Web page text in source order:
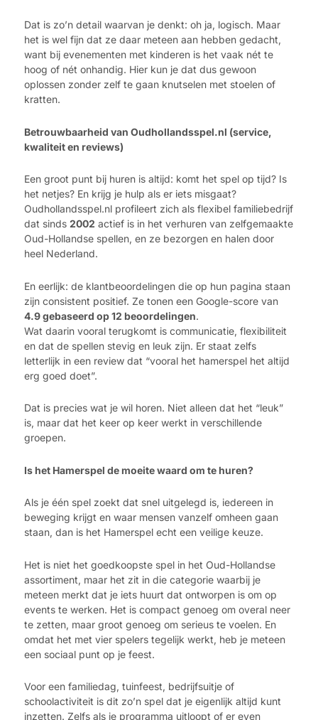
Dat is zo’n detail waarvan je denkt: oh ja, logisch. Maar
het is wel fijn dat ze daar meteen aan hebben gedacht,
want bij evenementen met kinderen is het vaak nét te
hoog of nét onhandig. Hier kun je dat dus gewoon
oplossen zonder zelf te gaan knutselen met stoelen of
kratten.
Betrouwbaarheid van Oudhollandsspel.nl (service,
kwaliteit en reviews)
Een groot punt bij huren is altijd: komt het spel op tijd? Is
het netjes? En krijg je hulp als er iets misgaat?
Oudhollandsspel.nl profileert zich als flexibel familiebedrijf
dat sinds 2002 actief is in het verhuren van zelfgemaakte
Oud-Hollandse spellen, en ze bezorgen en halen door
heel Nederland.
En eerlijk: de klantbeoordelingen die op hun pagina staan
zijn consistent positief. Ze tonen een Google-score van
4.9 gebaseerd op 12 beoordelingen.
Wat daarin vooral terugkomt is communicatie, flexibiliteit
en dat de spellen stevig en leuk zijn. Er staat zelfs
letterlijk in een review dat “vooral het hamerspel het altijd
erg goed doet”.
Dat is precies wat je wil horen. Niet alleen dat het “leuk”
is, maar dat het keer op keer werkt in verschillende
groepen.
Is het Hamerspel de moeite waard om te huren?
Als je één spel zoekt dat snel uitgelegd is, iedereen in
beweging krijgt en waar mensen vanzelf omheen gaan
staan, dan is het Hamerspel echt een veilige keuze.
Het is niet het goedkoopste spel in het Oud-Hollandse
assortiment, maar het zit in die categorie waarbij je
meteen merkt dat je iets huurt dat ontworpen is om op
events te werken. Het is compact genoeg om overal neer
te zetten, maar groot genoeg om serieus te voelen. En
omdat het met vier spelers tegelijk werkt, heb je meteen
een sociaal punt op je feest.
Voor een familiedag, tuinfeest, bedrijfsuitje of
schoolactiviteit is dit zo’n spel dat je eigenlijk altijd kunt
inzetten. Zelfs als je programma uitloopt of er even